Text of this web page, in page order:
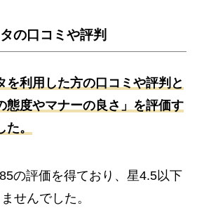
の口コミや評判
を利用した方の口コミや評判と
態度やマナーの良さ」を評価す
。
の評価を得ており、星4.5以下
せんでした。